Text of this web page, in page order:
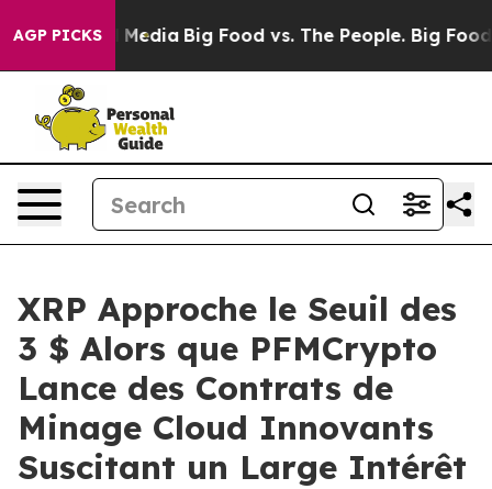
AGP PICKS
Media Big Food vs. The People. Big Food’s
XRP Approche le Seuil des
3 $ Alors que PFMCrypto
Lance des Contrats de
Minage Cloud Innovants
Suscitant un Large Intérêt